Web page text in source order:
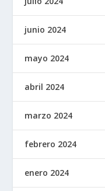
junio 2024
mayo 2024
abril 2024
marzo 2024
febrero 2024
enero 2024